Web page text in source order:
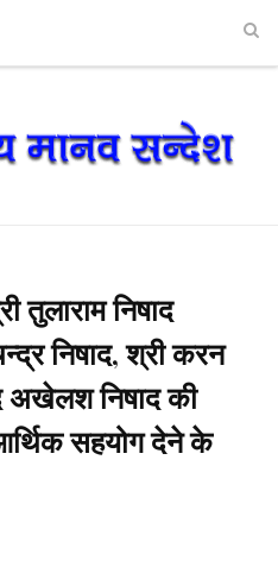
तुलाराम निषाद
निषाद, श्री करन
अखेलश निषाद की
सहयोग देने के